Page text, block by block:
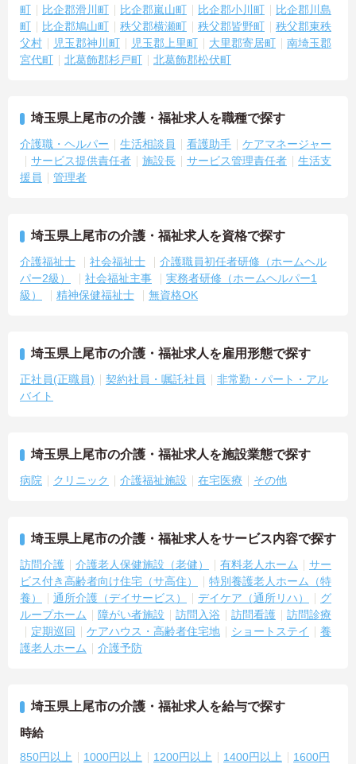
町
比企郡滑川町 比企郡嵐山町 比企郡小川町
比企郡川島
町
比企郡鳩山町 秩父郡横瀬町 秩父郡皆野町
秩父郡東秩
父村
児玉郡神川町 児玉郡上里町 大里郡寄居町
南埼玉郡
宮代町
北葛飾郡杉戸町 北葛飾郡松伏町
埼玉県上尾市の介護・福祉求人を職種で探す
介護職・ヘルパー 生活相談員 看護助手
ケアマネージャー
サービス提供責任者
施設長 サービス管理責任者
生活支
援員
管理者
埼玉県上尾市の介護・福祉求人を資格で探す
介護福祉士 社会福祉士
介護職員初任者研修（ホームヘル
パー2級）
社会福祉主事
実務者研修（ホームヘルパー1
級）
精神保健福祉士 無資格OK
埼玉県上尾市の介護・福祉求人を雇用形態で探す
正社員(正職員) 契約社員・嘱託社員
非常勤・パート・アル
バイト
埼玉県上尾市の介護・福祉求人を施設業態で探す
病院 クリニック 介護福祉施設 在宅医療 その他
埼玉県上尾市の介護・福祉求人をサービス内容で探す
訪問介護 介護老人保健施設（老健） 有料老人ホーム
サー
ビス付き高齢者向け住宅（サ高住）
特別養護老人ホーム（特
養）
通所介護（デイサービス） デイケア（通所リハ）
グ
ループホーム
障がい者施設 訪問入浴 訪問看護
訪問診療
定期巡回
ケアハウス・高齢者住宅地 ショートステイ
養
護老人ホーム
介護予防
埼玉県上尾市の介護・福祉求人を給与で探す
時給
850円以上 1000円以上 1200円以上 1400円以上
1600円